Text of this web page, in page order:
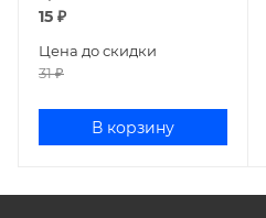
15 ₽
Цена до скидки
31₽
В корзину